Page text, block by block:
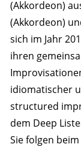
(Akkordeon)
(Akkordeon)
sich im Jahr
ihren
idiomatischer
structured
dem Deep
Sie folgen